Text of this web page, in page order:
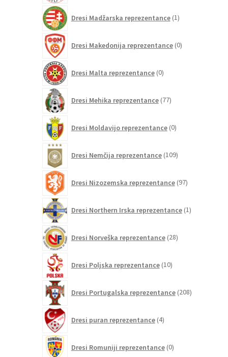
Dresi Madžarska reprezentance 1izdelek
Dresi Makedonija reprezentance 0izdelkov
Dresi Malta reprezentance 0izdelkov
Dresi Mehika reprezentance 77izdelkov
Dresi Moldavijo reprezentance 0izdelkov
Dresi Nemčija reprezentance 109izdelkov
Dresi Nizozemska reprezentance 97izdelkov
Dresi Northern Irska reprezentance 1izdelek
Dresi Norveška reprezentance 28izdelkov
Dresi Poljska reprezentance 10izdelkov
Dresi Portugalska reprezentance 208izdelkov
Dresi puran reprezentance 4izdelki
Dresi Romuniji reprezentance 0izdelkov